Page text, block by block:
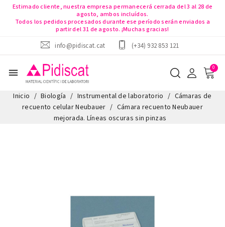
Estimado cliente, nuestra empresa permanecerá cerrada del 3 al 28 de
agosto, ambos incluídos.
Todos los pedidos procesados durante ese período serán enviados a
partir del 31 de agosto. ¡Muchas gracias!
info@pidiscat.cat
(+34) 932 853 121
menu
Inicio Biología Instrumental de laboratorio
Cámaras de
recuento celular Neubauer
Cámara recuento Neubauer
mejorada. Líneas oscuras sin pinzas